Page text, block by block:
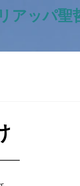
アッパ